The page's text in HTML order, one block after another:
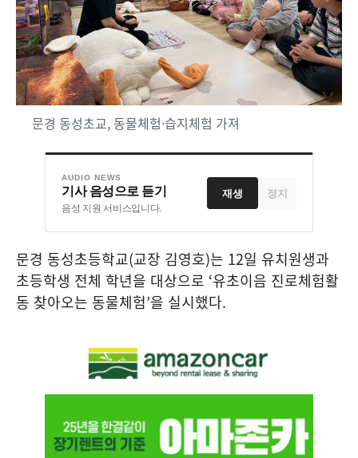
문경 동성초교, 동물체험·습지체험 가져
AUDIO NEWS
기사 음성으로 듣기
음성 지원 서비스입니다.
재생 정지
문경 동성초등학교(교장 김영호)는 12일 유치원생과
초등학생 전체 학년을 대상으로 ‘유초이음 진로체험활
동 찾아오는 동물체험’을 실시했다.